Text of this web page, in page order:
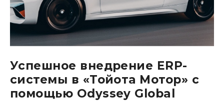
Успешное внедрение ERP-
системы в «Тойота Мотор» с
помощью Odyssey Global